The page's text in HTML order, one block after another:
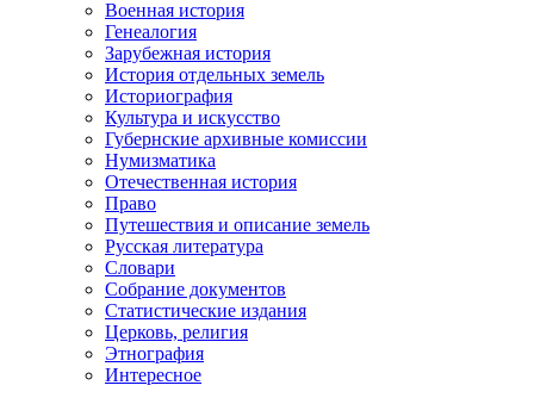
Военная история
Генеалогия
Зарубежная история
История отдельных земель
Историография
Культура и искусство
Губернские архивные комиссии
Нумизматика
Отечественная история
Право
Путешествия и описание земель
Русская литература
Словари
Собрание документов
Статистические издания
Церковь, религия
Этнография
Интересное